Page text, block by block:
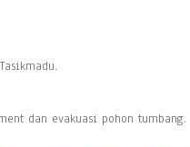
dan evakuasi pohon tumbang.